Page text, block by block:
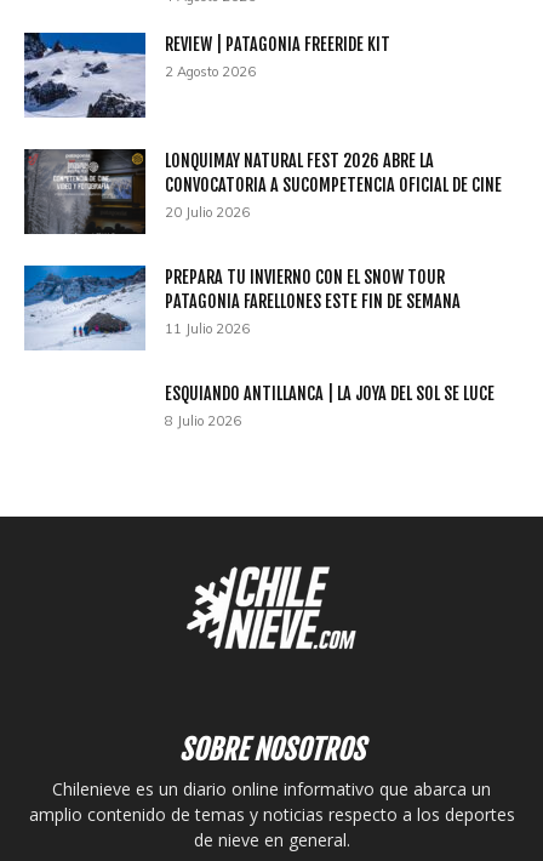
REVIEW | PATAGONIA FREERIDE KIT
2 Agosto 2026
LONQUIMAY NATURAL FEST 2026 ABRE LA
CONVOCATORIA A SUCOMPETENCIA OFICIAL DE CINE
20 Julio 2026
PREPARA TU INVIERNO CON EL SNOW TOUR
PATAGONIA FARELLONES ESTE FIN DE SEMANA
11 Julio 2026
ESQUIANDO ANTILLANCA | LA JOYA DEL SOL SE LUCE
8 Julio 2026
SOBRE NOSOTROS
Chilenieve es un diario online informativo que abarca un
amplio contenido de temas y noticias respecto a los deportes
de nieve en general.